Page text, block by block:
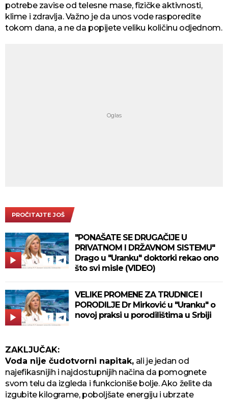
potrebe zavise od telesne mase, fizičke aktivnosti,
klime i zdravlja. Važno je da unos vode rasporedite
tokom dana, a ne da popijete veliku količinu odjednom.
PROČITAJTE JOŠ
"PONAŠATE SE DRUGAČIJE U
PRIVATNOM I DRŽAVNOM SISTEMU"
Drago u "Uranku" doktorki rekao ono
što svi misle (VIDEO)
VELIKE PROMENE ZA TRUDNICE I
PORODILJE Dr Mirković u "Uranku" o
novoj praksi u porodilištima u Srbiji
ZAKLJUČAK:
Voda nije čudotvorni napitak, ali je jedan od
najefikasnijih i najdostupnijih načina da pomognete
svom telu da izgleda i funkcioniše bolje. Ako želite da
izgubite kilograme, poboljšate energiju i ubrzate